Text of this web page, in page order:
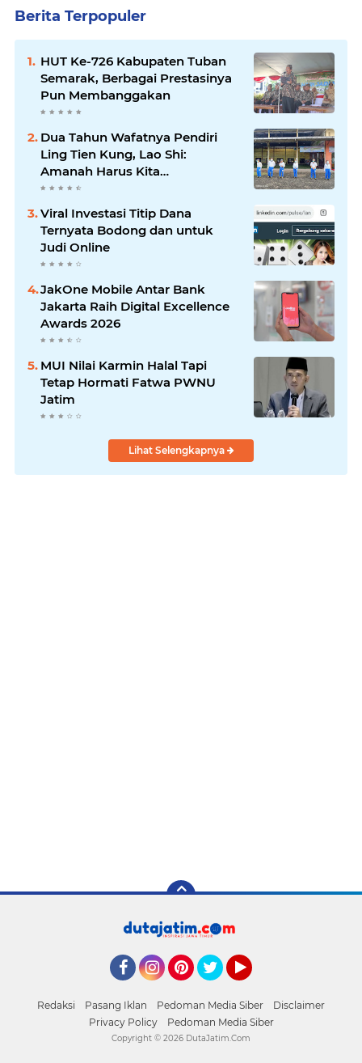
Berita Terpopuler
HUT Ke-726 Kabupaten Tuban
Semarak, Berbagai Prestasinya
Pun Membanggakan
Dua Tahun Wafatnya Pendiri
Ling Tien Kung, Lao Shi:
Amanah Harus Kita
Laksanakan!
Viral Investasi Titip Dana
Ternyata Bodong dan untuk
Judi Online
JakOne Mobile Antar Bank
Jakarta Raih Digital Excellence
Awards 2026
MUI Nilai Karmin Halal Tapi
Tetap Hormati Fatwa PWNU
Jatim
Lihat Selengkapnya
Redaksi Pasang Iklan Pedoman Media Siber
Disclaimer
Privacy Policy
Pedoman Media Siber
Copyright © 2026 DutaJatim.Com